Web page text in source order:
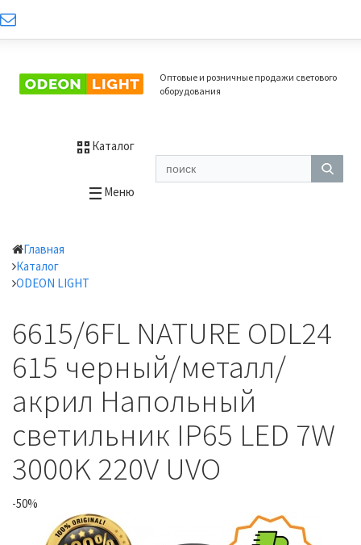
Оптовые и розничные продажи светового
оборудования
Каталог
Меню
Главная
Каталог
ODEON LIGHT
6615/6FL NATURE ODL24
615 черный/металл/
акрил Напольный
светильник IP65 LED 7W
3000K 220V UVO
-50%